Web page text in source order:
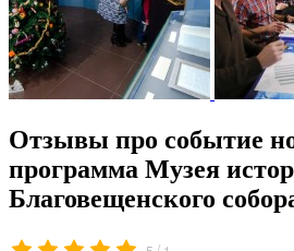
Отзывы про событие
программа Музея
Благовещенского